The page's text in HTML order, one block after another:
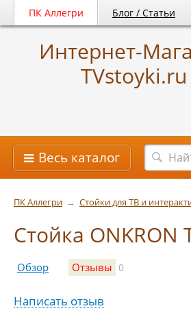
ПК Аллегри Блог / Статьи
Интернет-
TVstoyki.ru
Весь каталог
ПК Аллегри → Стойки для ТВ и
Стойка ONKRON
Обзор Отзывы 0
Написать отзыв